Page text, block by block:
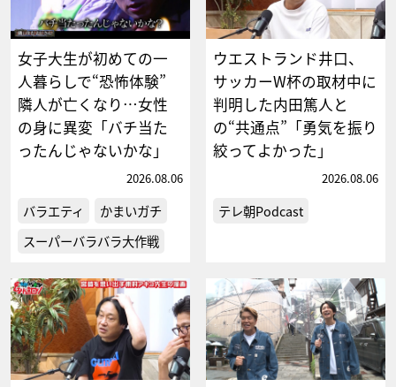
女子大生が初めての一
人暮らしで“恐怖体験”
隣人が亡くなり…女性
の身に異変「バチ当た
ったんじゃないかな」
2026.08.06
バラエティ
かまいガチ
スーパーバラバラ大作戦
ウエストランド井口、
サッカーW杯の取材中に
判明した内田篤人と
の“共通点”「勇気を振り
絞ってよかった」
2026.08.06
テレ朝Podcast